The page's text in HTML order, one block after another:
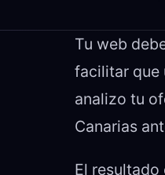
Tu web
facilitar que
analizo tu
Canarias
El resultado